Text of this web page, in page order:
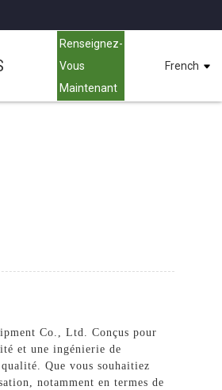
Renseignez-
Vous
Maintenant
French
Co., Ltd. Conçus pour
et une ingénierie de
Que vous souhaitiez
notamment en termes de